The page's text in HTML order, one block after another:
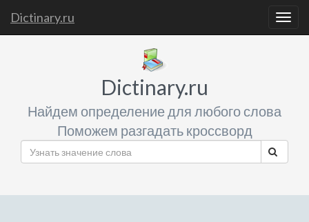
Dictinary.ru
Dictinary.ru
Найдем определение для любого слова
Поможем разгадать кроссворд